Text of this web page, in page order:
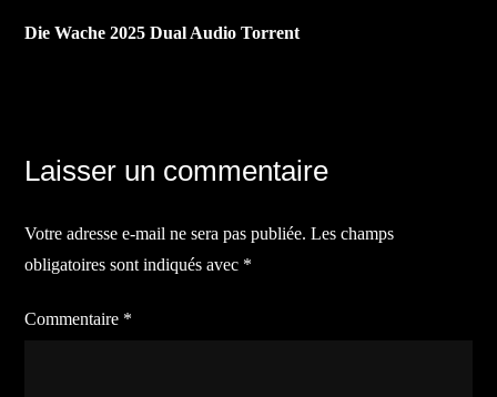
Die Wache 2025 Dual Audio Torrent
de
l’article
Laisser un commentaire
Votre adresse e-mail ne sera pas publiée. Les champs
obligatoires sont indiqués avec *
Commentaire *